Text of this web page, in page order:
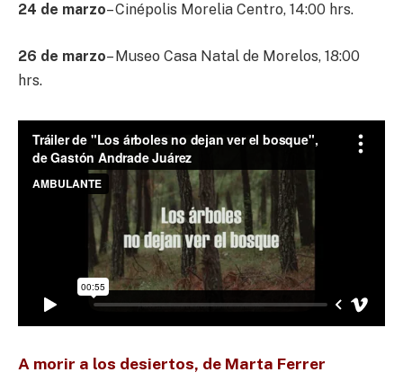
24 de marzo– Cinépolis Morelia Centro, 14:00 hrs.
26 de marzo– Museo Casa Natal de Morelos, 18:00
hrs.
A morir a los desiertos, de Marta Ferrer